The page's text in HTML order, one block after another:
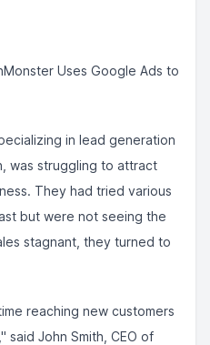
Uses Google Ads to
in lead generation
was struggling to attract
They had tried various
but were not seeing the
stagnant, they turned to
reaching new customers
said John Smith, CEO of